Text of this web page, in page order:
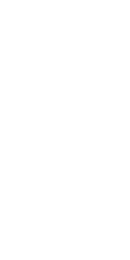
de véritables
leur offrir toute